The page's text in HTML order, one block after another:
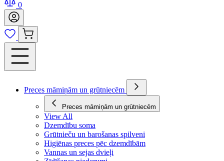
0
Preces māmiņām un grūtniecēm
Preces māmiņām un grūtniecēm
View All
Dzemdību soma
Grūtnieču un barošanas spilveni
Higiēnas preces pēc dzemdībām
Vannas un sejas dvieļi